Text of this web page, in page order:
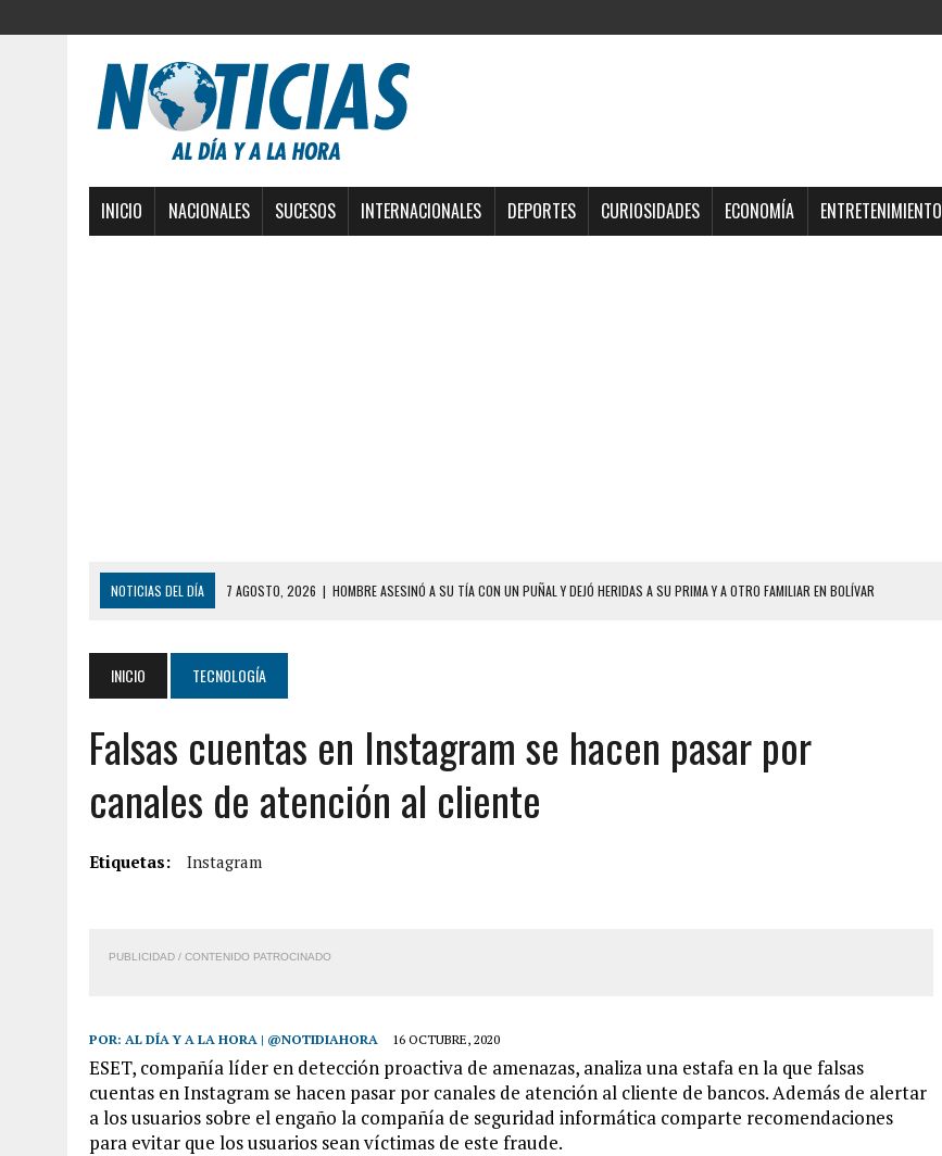
INICIO NACIONALES SUCESOS INTERNACIONALES DEPORTES CURIOSIDADES ECONOMÍA ENTRETENIMIENTO
NOTICIAS DEL DÍA 7 AGOSTO, 2026 | HOMBRE ASESINÓ A SU TÍA CON UN PUÑAL Y DEJÓ HERIDAS A SU PRIMA Y A OTRO FAMILIAR EN BOLÍVAR
LOCALIZARON CUERPO DE ‘LA SEÑORA DE LAS UÑAS BONITAS’ 42 DÍAS DESPUÉS DE LOS TERREMOTOS EN LA GUAIRA
6 AGOSTO, 2026 | MISTERIOSA MUERTE DE MODELO EN MONAGAS: HALLARON EL CUERPO DENTRO DE SU CASA
6 AGOSTO, 2026
BARINAS: ADOLESCENTE SE QUITÓ LA VIDA TRAS SER ACOSADA Y ABUSADA POR LA PAREJA DE SU ABUELA
6 AGOSTO, 2026 | CONMOCIÓN EN COLORADO POR ASESINATO DE UNA ADOLESCENTE VENEZOLANA EN REUNIÓN CON AMIGOS
5 AGOSTO, 2026
PRESUNTO BROTE PSICÓTICO POR FALTA DE TRATAMIENTO DESENCADENÓ TRAGEDIA FAMILIAR
8 AGOSTO, 2026
BOMBEROS DE CARACAS COMBATIERON INCENDIO DE GRAN MAGNITUD EN ZONA INDUSTRIAL DE EL LLANITO
INICIO TECNOLOGÍA
Falsas cuentas en Instagram se hacen pasar por
canales de atención al cliente
Etiquetas: Instagram
PUBLICIDAD / CONTENIDO PATROCINADO
POR: AL DÍA Y A LA HORA | @NOTIDIAHORA 16 OCTUBRE, 2020
ESET, compañía líder en detección proactiva de amenazas, analiza una estafa en la que falsas
cuentas en Instagram se hacen pasar por canales de atención al cliente de bancos. Además de alertar
a los usuarios sobre el engaño la compañía de seguridad informática comparte recomendaciones
para evitar que los usuarios sean víctimas de este fraude.